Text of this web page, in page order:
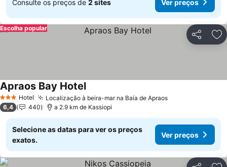
Consulte os preços de 2 sites Ver preços
Partilhar
Escolha popular
3 EstrelasHotel Localização à beira-mar na Baía de Apraos
Apraos Bay Hotel
6,4 440 a 2.9 km de Kassiopi
Selecione as datas para ver os preços
exatos.
Ver preços